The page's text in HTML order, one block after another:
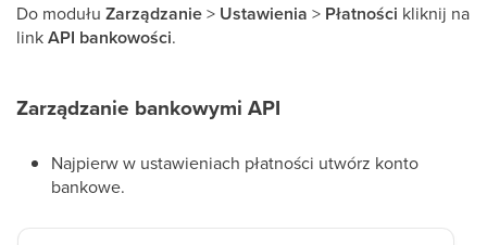
Do modułu Zarządzanie> Ustawienia > Płatności kliknij na
linkAPI bankowości.
Zarządzanie bankowymi API
Najpierw w ustawieniach płatności utwórz konto
bankowe.